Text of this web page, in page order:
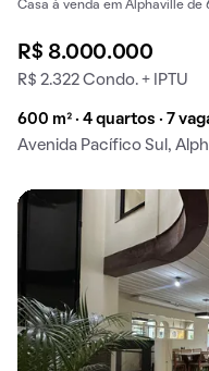
Casa à venda em Alphaville de
R$ 8.000.000
R$ 2.322 Condo. + IPTU
600 m² · 4 quartos · 7
Avenida Pacífico Sul,